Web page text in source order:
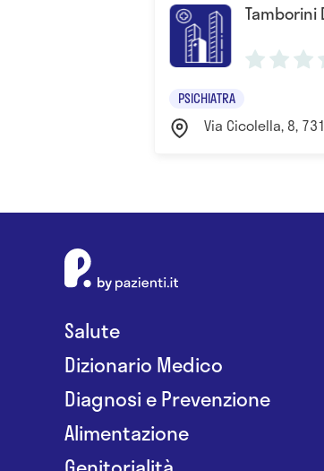
Tamborini
PSICHIATRA
Via Cicolella, 8,
Salute
Dizionario Medico
Diagnosi e Prevenzione
Alimentazione